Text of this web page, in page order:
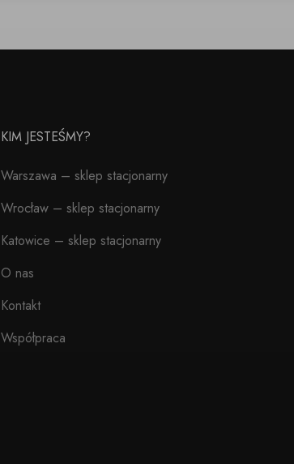
KIM JESTEŚMY?
Warszawa – sklep stacjonarny
Wrocław – sklep stacjonarny
Katowice – sklep stacjonarny
O nas
Kontakt
Współpraca